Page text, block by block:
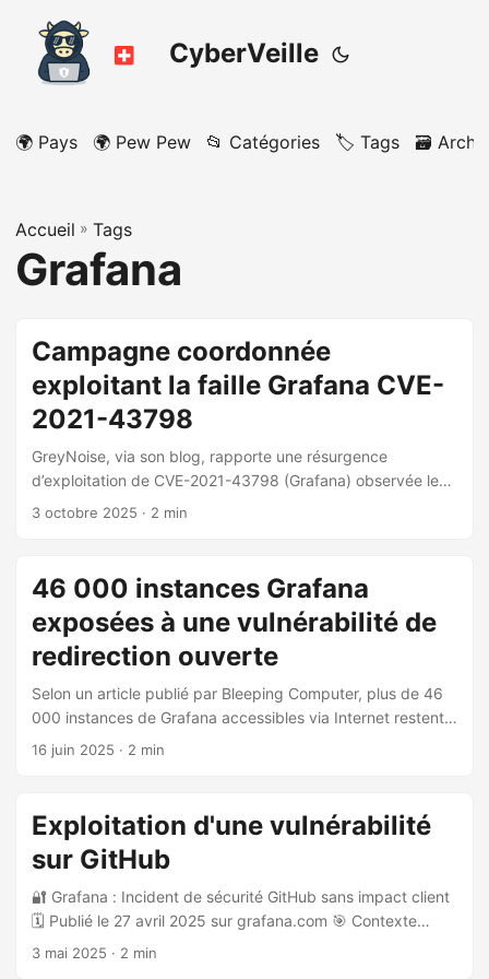
CyberVeille
🌍 Pays 🌍 Pew Pew 📂 Catégories 🏷️ Tags 🗃️
Accueil » Tags
Grafana
Campagne coordonnée
exploitant la faille Grafana CVE-
2021-43798
GreyNoise, via son blog, rapporte une résurgence
d’exploitation de CVE-2021-43798 (Grafana) observée le
28 septembre 2025, avec 110 IP malveillantes menant des
synchronisée. Sur le plan technique, la vulnérabilité ciblée
permet des lectures arbitraires de fichiers via traversée de
répertoires. Les observations montrent une convergence
d’outils (empreintes TCP distinctes et au moins deux
empreintes HTTP) pointant vers les mêmes trois
destinations, ainsi que des indices d’intégration de chaîne
d’exploitation et d’activités de reconnaissance. ...
3 octobre 2025 · 2 min
46 000 instances Grafana
exposées à une vulnérabilité de
redirection ouverte
Selon un article publié par Bleeping Computer, plus de 46
000 instances de Grafana accessibles via Internet restent
non corrigées et exposées à une vulnérabilité de
une faille critique Une faille critique affectant Grafana (CVE-
2025-4123) expose encore plus de 46 000 instances
accessibles sur Internet à des attaques de type
16 juin 2025 · 2 min
Exploitation d'une vulnérabilité
sur GitHub
🔐 Grafana : Incident de sécurité GitHub sans impact client
🗓 Publié le 27 avril 2025 sur grafana.com 🎯 Contexte
Grafana Labs a récemment détecté une activité suspecte
3 mai 2025 · 2 min